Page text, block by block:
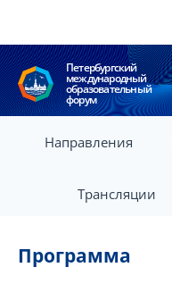
Петербургский
международный
образовательный
форум
Направления
Трансляции
Программа